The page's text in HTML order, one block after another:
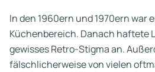
In den 1960ern und 1970ern war
Küchenbereich. Danach haftete
gewisses Retro-Stigma an.
fälschlicherweise von vielen